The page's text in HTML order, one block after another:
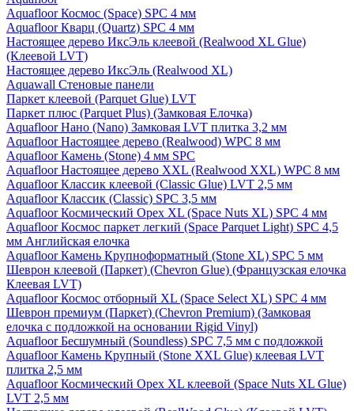
Aquafloor Космос (Space) SPC 4 мм
Aquafloor Кварц (Quartz) SPC 4 мм
Настоящее дерево ИксЭль клеевой (Realwood XL Glue)
(Клеевой LVT)
Настоящее дерево ИксЭль (Realwood XL)
Aquawall Стеновые панели
Паркет клеевой (Parquet Glue) LVT
Паркет плюс (Parquet Plus) (Замковая Елочка)
Aquafloor Нано (Nano) Замковая LVT плитка 3,2 мм
Aquafloor Настоящее дерево (Realwood) WPC 8 мм
Aquafloor Камень (Stone) 4 мм SPC
Aquafloor Настоящее дерево XXL (Realwood XXL) WPC 8 мм
Aquafloor Классик клеевой (Classic Glue) LVT 2,5 мм
Aquafloor Классик (Classic) SPC 3,5 мм
Aquafloor Космический Орех XL (Space Nuts XL) SPC 4 мм
Aquafloor Космос паркет легкий (Space Parquet Light) SPC 4,5
мм Английская елочка
Aquafloor Камень Крупноформатный (Stone XL) SPC 5 мм
Шеврон клеевой (Паркет) (Chevron Glue) (Французская елочка
Клеевая LVT)
Aquafloor Космос отборный XL (Space Select XL) SPC 4 мм
Шеврон премиум (Паркет) (Chevron Premium) (Замковая
елочка с подложкой на основании Rigid Vinyl)
Aquafloor Бесшумный (Soundless) SPC 7,5 мм с подложкой
Aquafloor Камень Крупный (Stone XXL Glue) клеевая LVT
плитка 2,5 мм
Aquafloor Космический Орех XL клеевой (Space Nuts XL Glue)
LVT 2,5 мм